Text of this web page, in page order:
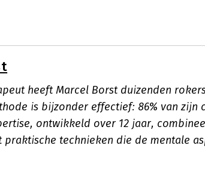
heeft Marcel Borst duizenden
is bijzonder effectief: 86% van zijn
ontwikkeld over 12 jaar,
technieken die de mentale